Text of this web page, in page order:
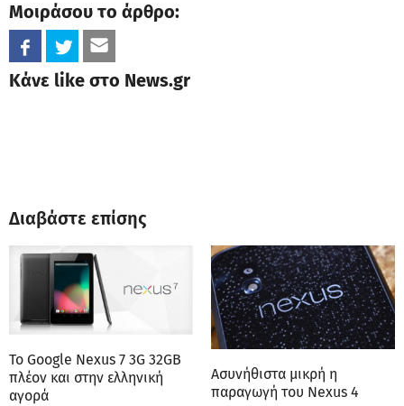
Μοιράσου το άρθρο:
Κάνε like στο News.gr
Διαβάστε επίσης
To Google Nexus 7 3G 32GB
πλέον και στην ελληνική
αγορά
Ασυνήθιστα μικρή η
παραγωγή του Nexus 4